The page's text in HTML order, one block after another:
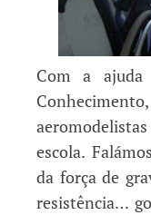
Com a
escola.
da força de
resistência…